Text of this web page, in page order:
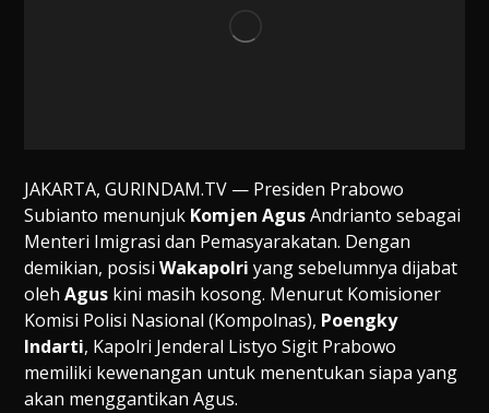
JAKARTA, GURINDAM.TV — Presiden Prabowo
Subianto menunjuk KomjenAgusAndrianto sebagai
Menteri Imigrasi dan Pemasyarakatan. Dengan
demikian, posisiWakapolri yang sebelumnya dijabat
olehAgus kini masih kosong. Menurut Komisioner
Komisi Polisi Nasional (Kompolnas), Poengky
Indarti, Kapolri Jenderal Listyo Sigit Prabowo
memiliki kewenangan untuk menentukan siapa yang
akan menggantikan Agus.